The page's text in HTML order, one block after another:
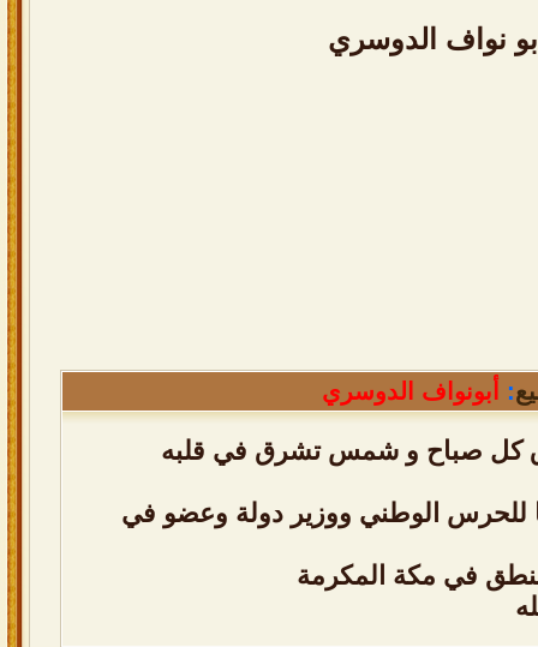
نواف الدوسري
: أبونواف الدوسري
صباح و شمس تشرق في قلبه
للحرس الوطني ووزير دولة وعضو في
في مكة المكرمة